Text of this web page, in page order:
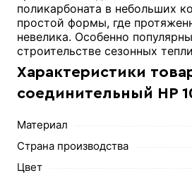
поликарбоната в небольших
простой формы, где
невелика. Особенно
строительстве сезонных
Характеристики
соединительный HP
Материал
Страна производства
Цвет